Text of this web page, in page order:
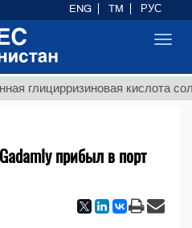
кислота
прибыл в порт
ENG TM РУС